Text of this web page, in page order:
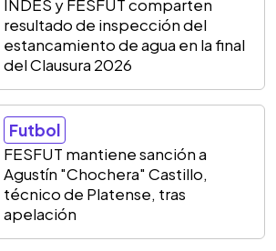
INDES y FESFUT comparten
resultado de inspección del
estancamiento de agua en la final
del Clausura 2026
Futbol
FESFUT mantiene sanción a
Agustín "Chochera" Castillo,
técnico de Platense, tras
apelación